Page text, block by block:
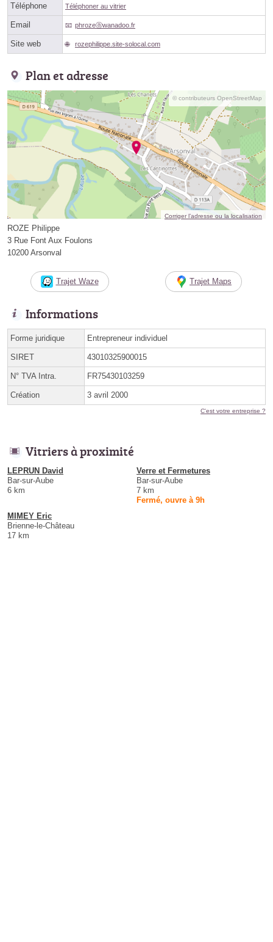
Téléphone Téléphoner au vitrier
Email phrozeⓐwanadoo.fr
Site web rozephilippe.site-solocal.com
Plan et adresse
© contributeurs OpenStreetMap
Corriger l’adresse ou la localisation
ROZE Philippe
3 Rue Font Aux Foulons
10200 Arsonval
Trajet Waze Trajet Maps
Informations
Forme juridique Entrepreneur individuel
SIRET 43010325900015
N° TVA Intra. FR75430103259
Création 3 avril 2000
C'est votre entreprise ?
Vitriers à proximité
LEPRUN David
Bar-sur-Aube
6 km
Verre et Fermetures
Bar-sur-Aube
7 km
Fermé, ouvre à 9h
MIMEY Eric
Brienne-le-Château
17 km